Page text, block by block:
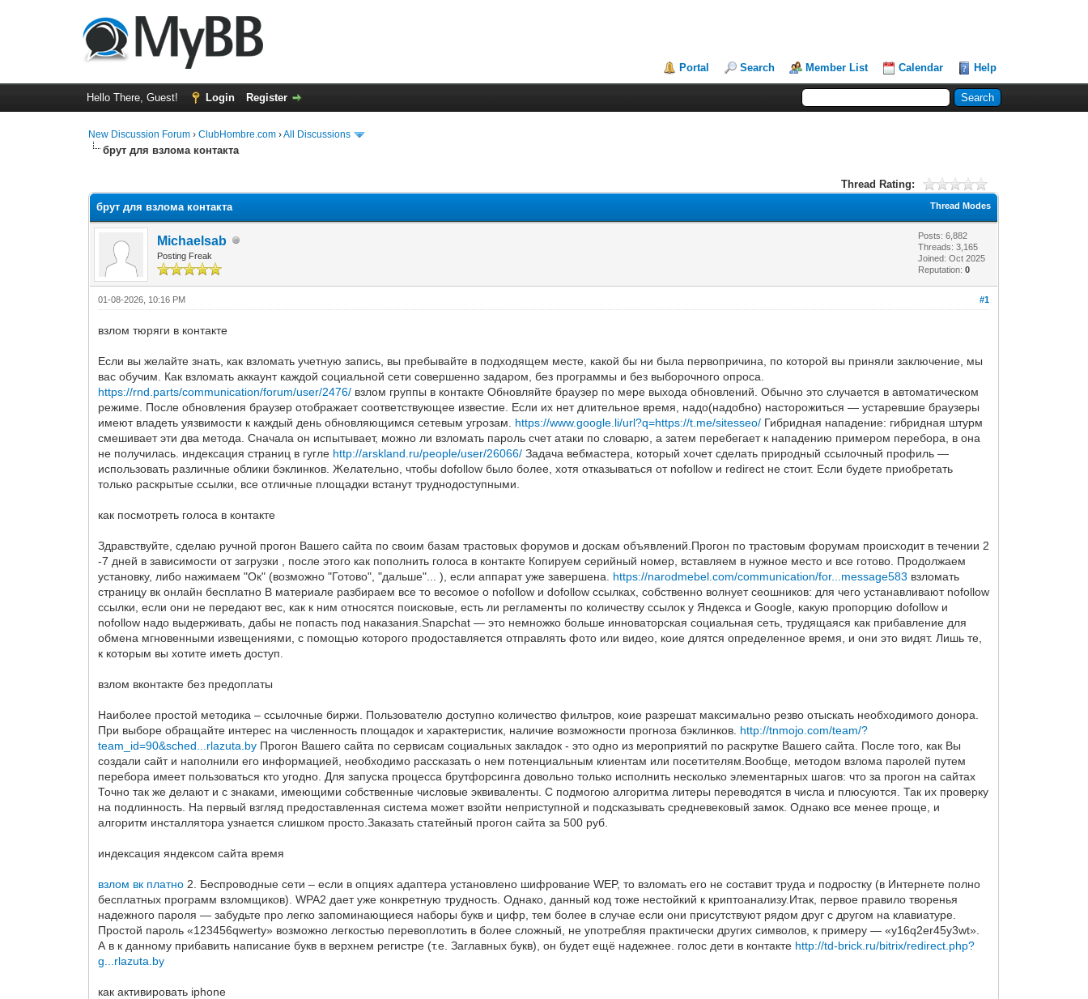
Portal Search Member List Calendar Help
Hello There, Guest! Login Register
New Discussion Forum ›ClubHombre.com ›All Discussions
брут для взлома контакта
Thread Rating:
Thread Modes
брут для взлома контакта
Michaelsab
Posting Freak
Posts: 6,882
Threads: 3,165
Joined: Oct 2025
Reputation:0
#1
01-08-2026, 10:16 PM
взлом тюряги в контакте
Если вы желайте знать, как взломать учетную запись, вы пребывайте в подходящем месте, какой бы ни была первопричина, по которой вы приняли заключение, мы
вас обучим. Как взломать аккаунт каждой социальной сети совершенно задаром, без программы и без выборочного опроса.
https://rnd.parts/communication/forum/user/2476/ взлом группы в контакте Обновляйте браузер по мере выхода обновлений. Обычно это случается в автоматическом
режиме. После обновления браузер отображает соответствующее известие. Если их нет длительное время, надо(надобно) насторожиться — устаревшие браузеры
имеют владеть уязвимости к каждый день обновляющимся сетевым угрозам. https://www.google.li/url?q=https://t.me/sitesseo/ Гибридная нападение: гибридная штурм
смешивает эти два метода. Сначала он испытывает, можно ли взломать пароль счет атаки по словарю, а затем перебегает к нападению примером перебора, в она
не получилась. индексация страниц в гугле http://arskland.ru/people/user/26066/ Задача вебмастера, который хочет сделать природный ссылочный профиль —
использовать различные облики бэклинков. Желательно, чтобы dofollow было более, хотя отказываться от nofollow и redirect не стоит. Если будете приобретать
только раскрытые ссылки, все отличные площадки встанут труднодоступными.
как посмотреть голоса в контакте
Здравствуйте, сделаю ручной прогон Вашего сайта по своим базам трастовых форумов и доскам объявлений.Прогон по трастовым форумам происходит в течении 2
-7 дней в зависимости от загрузки , после этого как пополнить голоса в контакте Копируем серийный номер, вставляем в нужное место и все готово. Продолжаем
установку, либо нажимаем "Ок" (возможно "Готово", "дальше"... ), если аппарат уже завершена. https://narodmebel.com/communication/for...message583 взломать
страницу вк онлайн бесплатно В материале разбираем все то весомое о nofollow и dofollow ссылках, собственно волнует сеошников: для чего устанавливают nofollow
ссылки, если они не передают вес, как к ним относятся поисковые, есть ли регламенты по количеству ссылок у Яндекса и Google, какую пропорцию dofollow и
nofollow надо выдерживать, дабы не попасть под наказания.Snapchat — это немножко больше инноваторская социальная сеть, трудящаяся как прибавление для
обмена мгновенными извещениями, с помощью которого продоставляется отправлять фото или видео, коие длятся определенное время, и они это видят. Лишь те,
к которым вы хотите иметь доступ.
взлом вконтакте без предоплаты
Наиболее простой методика – ссылочные биржи. Пользователю доступно количество фильтров, коие разрешат максимально резво отыскать необходимого донора.
При выборе обращайте интерес на численность площадок и характеристик, наличие возможности прогноза бэклинков. http://tnmojo.com/team/?
team_id=90&sched...rlazuta.by Прогон Вашего сайта по сервисам социальных закладок - это одно из мероприятий по раскрутке Вашего сайта. После того, как Вы
создали сайт и наполнили его информацией, необходимо рассказать о нем потенциальным клиентам или посетителям.Вообще, методом взлома паролей путем
перебора имеет пользоваться кто угодно. Для запуска процесса брутфорсинга довольно только исполнить несколько элементарных шагов: что за прогон на сайтах
Точно так же делают и с знаками, имеющими собственные числовые эквиваленты. С подмогою алгоритма литеры переводятся в числа и плюсуются. Так их проверку
на подлинность. На первый взгляд предоставленная система может взойти неприступной и подсказывать средневековый замок. Однако все менее проще, и
алгоритм инсталлятора узнается слишком просто.Заказать статейный прогон сайта за 500 руб.
индексация яндексом сайта время
взлом вк платно 2. Беспроводные сети – если в опциях адаптера установлено шифрование WEP, то взломать его не составит труда и подростку (в Интернете полно
бесплатных программ взломщиков). WPA2 дает уже конкретную трудность. Однако, данный код тоже нестойкий к криптоанализу.Итак, первое правило творенья
надежного пароля — забудьте про легко запоминающиеся наборы букв и цифр, тем более в случае если они присутствуют рядом друг с другом на клавиатуре.
Простой пароль «123456qwerty» возможно легкостью перевоплотить в более сложный, не употребляя практически других символов, к примеру — «y16q2er45y3wt».
А в к данному прибавить написание букв в верхнем регистре (т.е. Заглавных букв), он будет ещё надежнее. голос дети в контакте http://td-brick.ru/bitrix/redirect.php?
g...rlazuta.by
как активировать iphone